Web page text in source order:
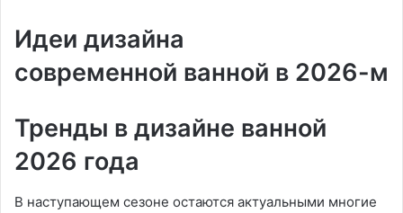
Идеи дизайна
современной ванной в 2026-м
Тренды в дизайне ванной
2026 года
В наступающем сезоне остаются актуальными многие